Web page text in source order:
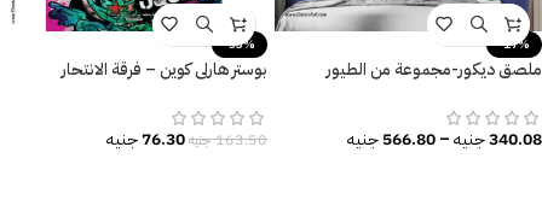
-17%
ملصق ديكور-مجموعة من الطيور
340.08جنيه–
566.80جنيه
-53%
بوستر هارلي كوين – فرقة الانتحار
ملون.
163.50جنيه76.30جنيه